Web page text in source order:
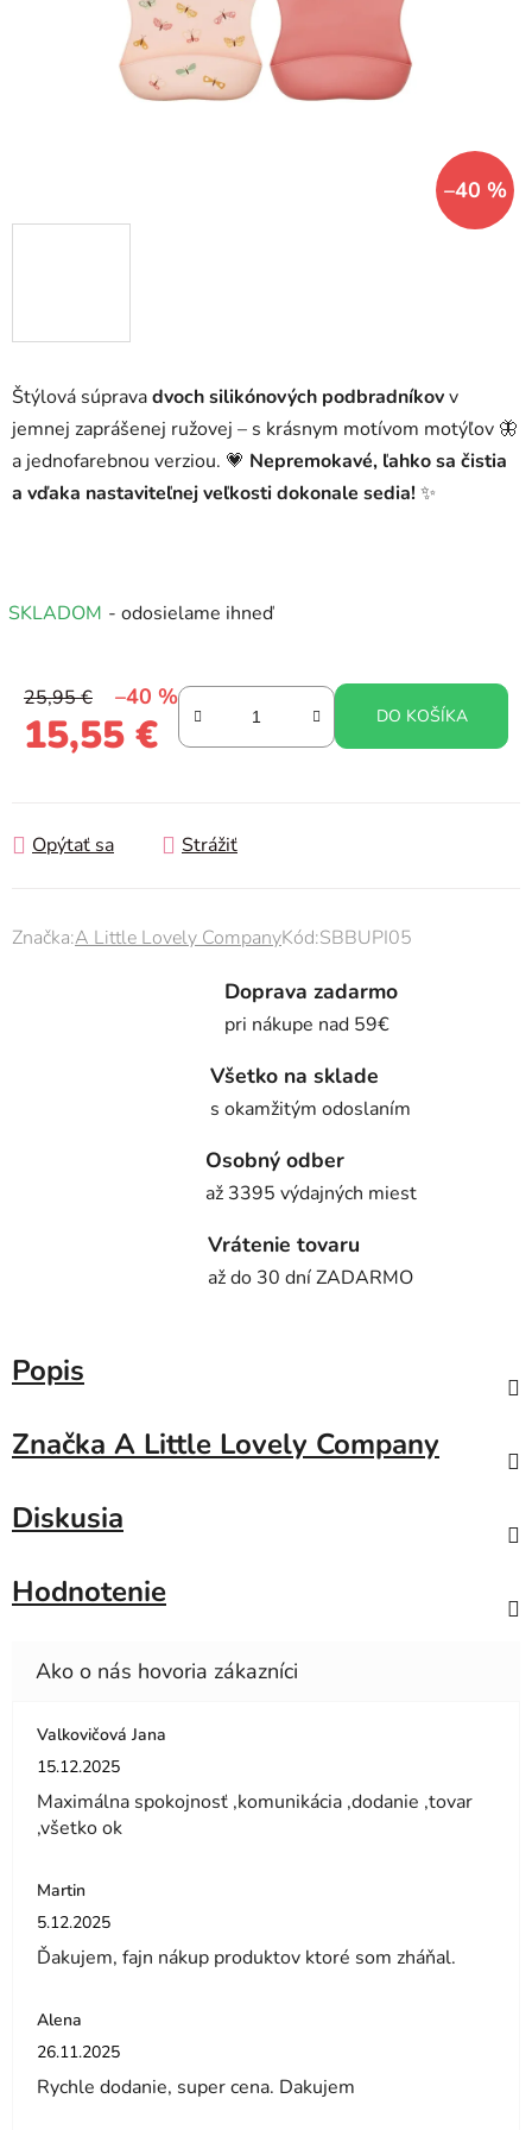
Štýlová súpravadvoch silikónových podbradníkovv
jemnej zaprášenej ružovej – s krásnym motívom motýľov 🦋
a jednofarebnou verziou. 💗 Nepremokavé, ľahko sa čistia
a vďaka nastaviteľnej veľkosti dokonale sedia! ✨
SKLADOM - odosielame ihneď
25,95 € –40 %
15,55 € DO KOŠÍKA
Opýtať sa Strážiť
Značka:A Little Lovely CompanyKód:SBBUPI05
–40 %
Doprava zadarmo
pri nákupe nad 59€
Všetko na sklade
s okamžitým odoslaním
Osobný odber
až 3395 výdajných miest
Vrátenie tovaru
až do 30 dní ZADARMO
Popis
Značka A Little Lovely Company
Diskusia
Hodnotenie
Valkovičová Jana
Hodnotenie obchodu je 5 z 5 hviezdičiek.
15.12.2025
Maximálna spokojnosť ,komunikácia ,dodanie ,tovar
,všetko ok
Martin
Hodnotenie obchodu je 5 z 5 hviezdičiek.
5.12.2025
Ďakujem, fajn nákup produktov ktoré som zháňal.
Alena
Hodnotenie obchodu je 5 z 5 hviezdičiek.
26.11.2025
Rychle dodanie, super cena. Dakujem